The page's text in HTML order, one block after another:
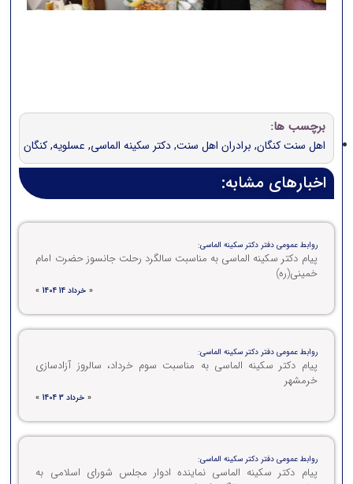
برچسب ها:
اهل سنت کنگان, برادران اهل سنت,دکتر سکینه الماسی, عسلویه,کنگان
اخبارهای مشابه:
روابط عمومی دفتر دکتر سکینه الماسی:
پیام دکتر سکینه الماسی به مناسبت سالگرد رحلت جانسوز حضرت امام
خمینی(ره)
« خرداد 14 1404 »
روابط عمومی دفتر دکتر سکینه الماسی:
پیام دکتر سکینه الماسی به مناسبت سوم خرداد، سالروز آزادسازی
خرمشهر
« خرداد 3 1404 »
روابط عمومی دفتر دکتر سکینه الماسی:
پیام دکتر سکینه الماسی نماینده ادوار مجلس شورای اسلامی به